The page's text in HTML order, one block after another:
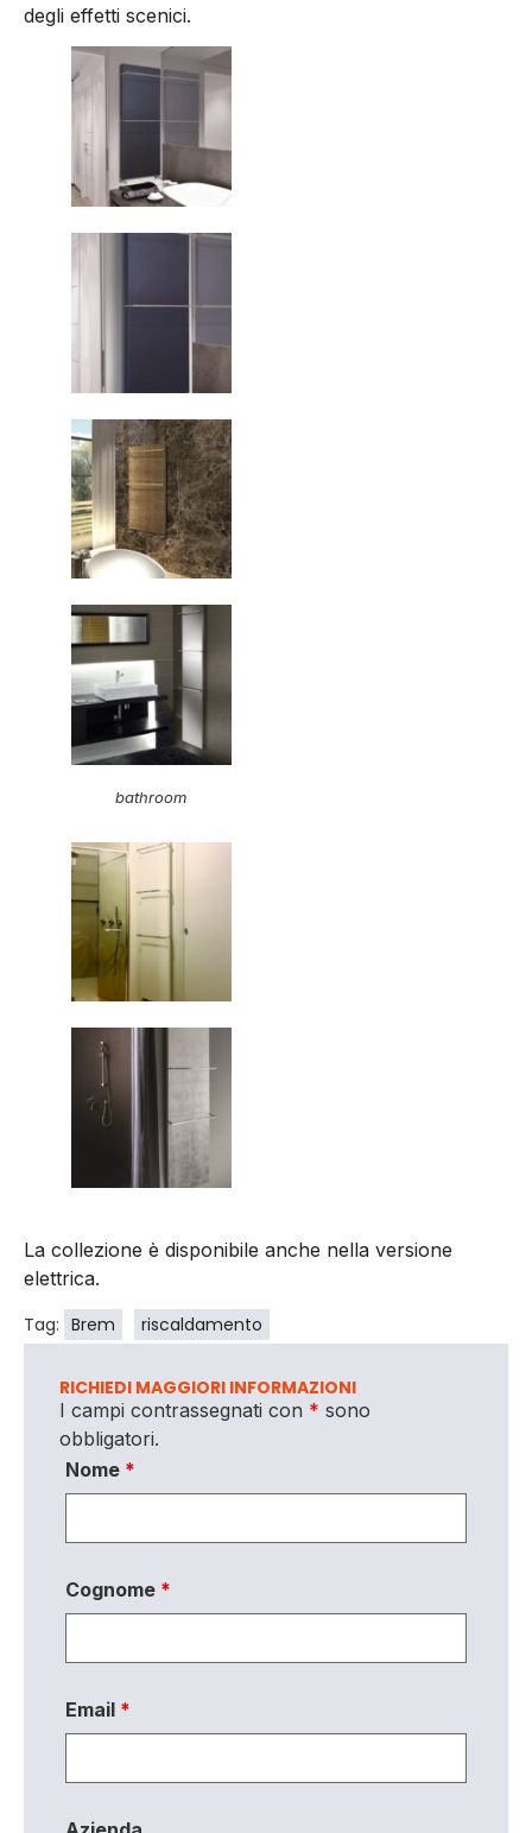
degli effetti scenici.
bathroom
La collezione è disponibile anche nella versione
elettrica.
Tag: Brem riscaldamento
RICHIEDI MAGGIORI INFORMAZIONI
I campi contrassegnati con * sono
obbligatori.
Nome *
Cognome *
Email *